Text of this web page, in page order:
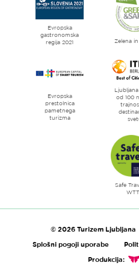
Evropska
gastronomska
regija 2021
Zelena
Evropska
prestolnica
pametnega
turizma
od 100
Safe
© 2026 Turizem Ljubljana
Splošni pogoji uporabe
Produkcija: